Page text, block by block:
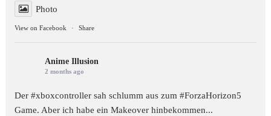
Photo
View on Facebook · Share
Anime Illusion
2 months ago
Der #xboxcontroller sah schlumm aus zum#ForzaHorizon5
Game. Aber ich habe ein Makeover hinbekommen...